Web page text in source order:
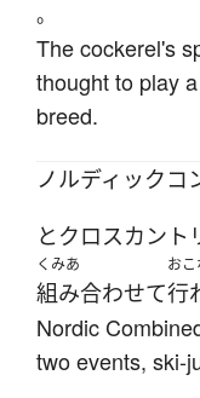
。
The cockerel's
thought to play
breed.
ノルディックコ
とクロスカント
くみあ
組み合わせて
おこ
行
Nordic
two events, ski-